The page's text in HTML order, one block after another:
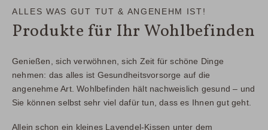
Apotheke für alle Generationen
Besondere Kompetenz bei Kind & Schwangerschaft
Weiterer Vorteile bzw. Alleinstellungsmerkmal
WEITER
Apotheke für alle Generationen
Besondere Kompetenz bei Kind & Schwangerschaft
Weiterer Vorteile bzw. Alleinstellungsmerkmal
WEITER
ALLES WAS GUT TUT & ANGENEHM IST!
Produkte für Ihr Wohlbefinden
Genießen, sich verwöhnen, sich Zeit für schöne Dinge
nehmen: das alles ist Gesundheitsvorsorge auf die
angenehme Art. Wohlbefinden hält nachweislich gesund – und
Sie können selbst sehr viel dafür tun, dass es Ihnen gut geht.
Allein schon ein kleines Lavendel-Kissen unter dem